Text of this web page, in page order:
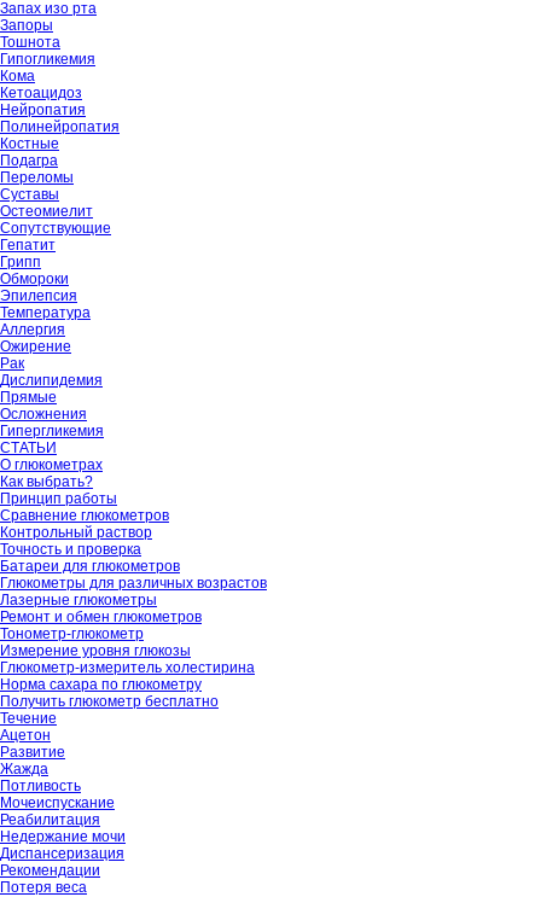
Запах изо рта
Запоры
Тошнота
Гипогликемия
Кома
Кетоацидоз
Нейропатия
Полинейропатия
Костные
Подагра
Переломы
Суставы
Остеомиелит
Сопутствующие
Гепатит
Грипп
Обмороки
Эпилепсия
Температура
Аллергия
Ожирение
Рак
Дислипидемия
Прямые
Осложнения
Гипергликемия
СТАТЬИ
О глюкометрах
Как выбрать?
Принцип работы
Сравнение глюкометров
Контрольный раствор
Точность и проверка
Батареи для глюкометров
Глюкометры для различных возрастов
Лазерные глюкометры
Ремонт и обмен глюкометров
Тонометр-глюкометр
Измерение уровня глюкозы
Глюкометр-измеритель холестирина
Норма сахара по глюкометру
Получить глюкометр бесплатно
Течение
Ацетон
Развитие
Жажда
Потливость
Мочеиспускание
Реабилитация
Недержание мочи
Диспансеризация
Рекомендации
Потеря веса